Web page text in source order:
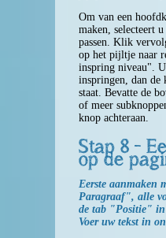
Om van een
maken, selecteert
passen. Klik
op het pijltje naar
inspring niveau".
inspringen, dan de
staat. Bevatte de
of meer
knop achteraan.
Stap 8 -
op de
Eerste aanmaken
Paragraaf", alle
de tab "Positie" in
Voer uw tekst in